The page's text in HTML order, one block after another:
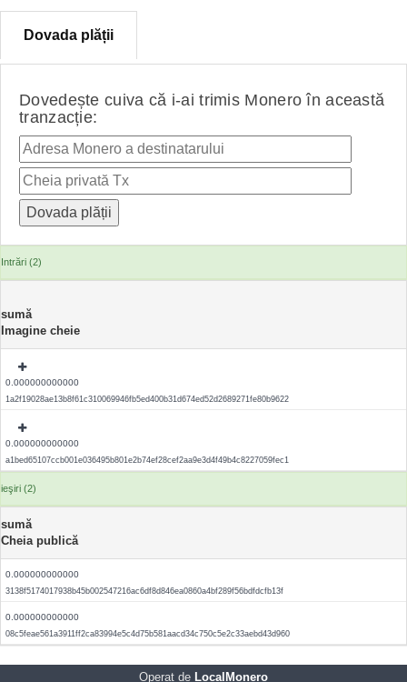
Dovada plății
Dovedește cuiva că i-ai trimis Monero în această
tranzacție:
Intrări (2)
sumă
Imagine cheie
0.000000000000
1a2f19028ae13b8f61c310069946fb5ed400b31d674ed52d2689271fe80b9622
0.000000000000
a1bed65107ccb001e036495b801e2b74ef28cef2aa9e3d4f49b4c8227059fec1
ieşiri (2)
sumă
Cheia publică
0.000000000000
3138f5174017938b45b002547216ac6df8d846ea0860a4bf289f56bdfdcfb13f
0.000000000000
08c5feae561a3911ff2ca83994e5c4d75b581aacd34c750c5e2c33aebd43d960
Operat de LocalMonero